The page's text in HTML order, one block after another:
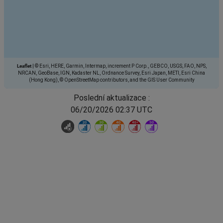
Leaflet
© Esri, HERE, Garmin, Intermap, increment P Corp., GEBCO, USGS, FAO, NPS,
NRCAN, GeoBase, IGN, Kadaster NL, Ordnance Survey, Esri Japan, METI, Esri China
(Hong Kong), © OpenStreetMap contributors, and the GIS User Community
Poslední aktualizace :
06/20/2026 02:37 UTC